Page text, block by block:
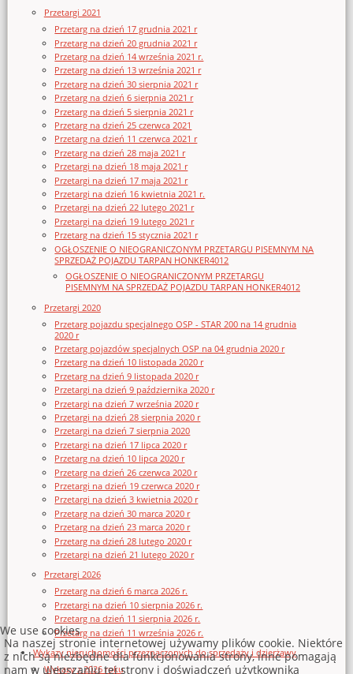
Przetargi 2021
Przetarg na dzień 17 grudnia 2021 r
Przetarg na dzień 20 grudnia 2021 r
Przetarg na dzień 14 września 2021 r.
Przetarg na dzień 13 września 2021 r
Przetarg na dzień 30 sierpnia 2021 r
Przetarg na dzień 6 sierpnia 2021 r
Przetarg na dzień 5 sierpnia 2021 r
Przetarg na dzień 25 czerwca 2021
Przetarg na dzień 11 czerwca 2021 r
Przetarg na dzień 28 maja 2021 r
Przetargi na dzień 18 maja 2021 r
Przetargi na dzień 17 maja 2021 r
Przetargi na dzień 16 kwietnia 2021 r.
Przetargi na dzień 22 lutego 2021 r
Przetargi na dzień 19 lutego 2021 r
Przetarg na dzień 15 stycznia 2021 r
OGŁOSZENIE O NIEOGRANICZONYM PRZETARGU PISEMNYM NA
SPRZEDAŻ POJAZDU TARPAN HONKER4012
OGŁOSZENIE O NIEOGRANICZONYM PRZETARGU
PISEMNYM NA SPRZEDAŻ POJAZDU TARPAN HONKER4012
Przetargi 2020
Przetarg pojazdu specjalnego OSP - STAR 200 na 14 grudnia
2020 r
Przetarg pojazdów specjalnych OSP na 04 grudnia 2020 r
Przetarg na dzień 10 listopada 2020 r
Przetarg na dzień 9 listopada 2020 r
Przetargi na dzień 9 października 2020 r
Przetargi na dzień 7 września 2020 r
Przetargi na dzień 28 sierpnia 2020 r
Przetargi na dzień 7 sierpnia 2020
Przetargi na dzień 17 lipca 2020 r
Przetarg na dzień 10 lipca 2020 r
Przetarg na dzień 26 czerwca 2020 r
Przetargi na dzień 19 czerwca 2020 r
Przetargi na dzień 3 kwietnia 2020 r
Przetarg na dzień 30 marca 2020 r
Przetarg na dzień 23 marca 2020 r
Przetarg na dzień 28 lutego 2020 r
Przetargi na dzień 21 lutego 2020 r
Przetargi 2026
Przetarg na dzień 6 marca 2026 r.
Przetargi na dzień 10 sierpnia 2026 r.
Przetarg na dzień 11 sierpnia 2026 r.
Przetarg na dzień 11 września 2026 r.
Wykazy nieruchomości przeznaczonych do sprzedaży i dzierżawy
Wykazy z 2026 roku
We use cookies
Na naszej stronie internetowej używamy plików cookie. Niektóre
z nich są niezbędne dla funkcjonowania strony, inne pomagają
nam w ulepszaniu tej strony i doświadczeń użytkownika